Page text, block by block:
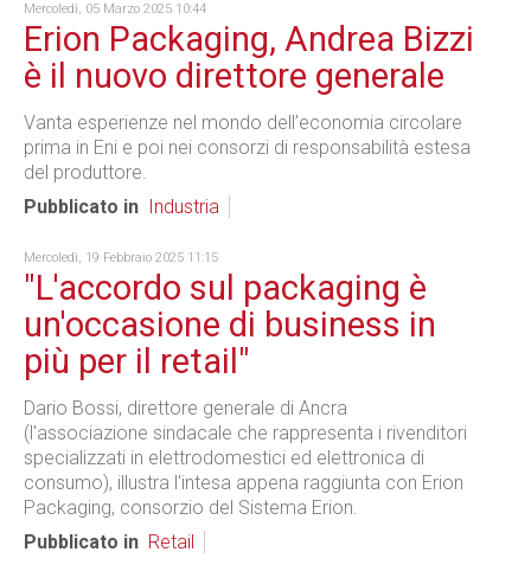
Mercoledì, 05 Marzo 2025 10:44
Erion Packaging, Andrea Bizzi
è il nuovo direttore generale
Vanta esperienze nel mondo dell’economia circolare
prima in Eni e poi nei consorzi di responsabilità estesa
del produttore.
Pubblicato in
Industria
Mercoledì, 19 Febbraio 2025 11:15
"L'accordo sul packaging è
un'occasione di business in
più per il retail"
Dario Bossi, direttore generale di Ancra
(l'associazione sindacale che rappresenta i rivenditori
specializzati in elettrodomestici ed elettronica di
consumo), illustra l'intesa appena raggiunta con Erion
Packaging, consorzio del Sistema Erion.
Pubblicato in Retail